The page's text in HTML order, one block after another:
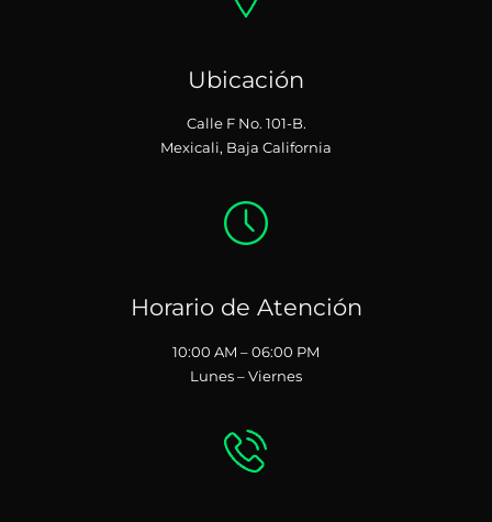
Ubicación
Calle F No. 101-B.
Mexicali, Baja California
Horario de Atención
10:00 AM – 06:00 PM
Lunes – Viernes